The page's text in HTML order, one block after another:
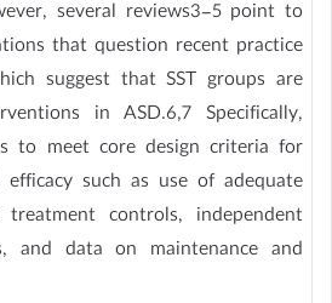
several reviews3-5 point to
that question recent practice
suggest that SST groups are
in ASD.6,7 Specifically,
to meet core design criteria for
such as use of adequate
treatment controls, independent
and data on maintenance and